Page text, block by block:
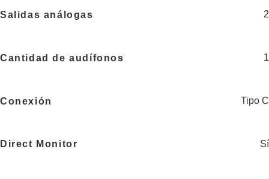
Salidas análogas 2
Cantidad de audífonos 1
Conexión Tipo C
Direct Monitor Sí